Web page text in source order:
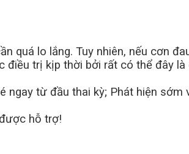
quá lo lắng. Tuy nhiên, nếu cơn
trị kịp thời bởi rất có thể đây
từ đầu thai kỳ; Phát hiện sớm
hỗ trợ!